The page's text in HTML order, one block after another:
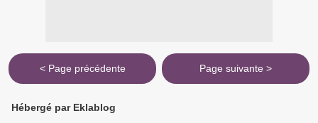
< Page précédente Page suivante >
Hébergé par Eklablog